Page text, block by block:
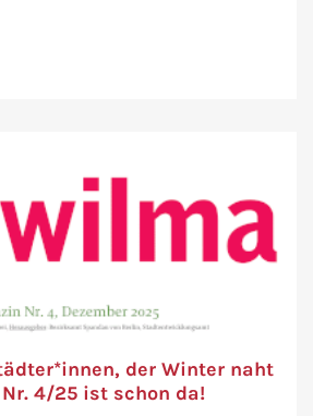
der Winter naht
Nr. 4/25 ist schon da!